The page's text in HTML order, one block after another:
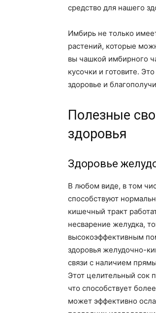
средство для нашего
Имбирь не только
растений, которые
вы чашкой имбирного
кусочки и готовите.
здоровье и
Полезные
здоровья
Здоровье
В любом виде, в том
способствуют
кишечный тракт
несварение желудка,
высокоэффективным
здоровья желудочно-
связи с наличием
Этот целительный сок
что способствует
может эффективно